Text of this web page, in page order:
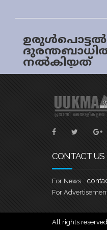
ഉരുൾപൊട്ടൽ
നൽകിയത്
പുഴുവരിച്ച
റവ, മാവ്‌…!
പ്രതിഷേധം
CONTACT US
For News:
For
All rights